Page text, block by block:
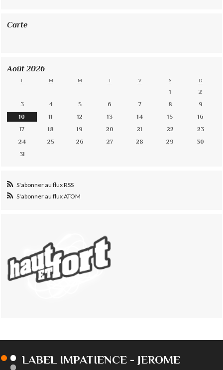
Carte
Août 2026
L M M J V S D
1
2
3
4 5 6 7 8
9
10
11 12 13 14 15
16
17
18 19 20 21 22
23
24
25 26 27 28 29
30
31
S'abonner au flux RSS
S'abonner au flux ATOM
LABEL IMPATIENCE - JEROME